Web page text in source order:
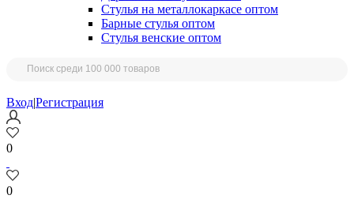
Стулья на металлокаркасе оптом
Барные стулья оптом
Стулья венские оптом
Вход|Регистрация
0
0